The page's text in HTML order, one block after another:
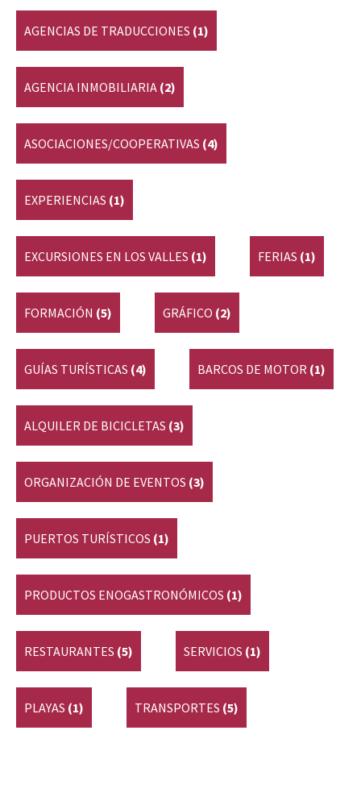
AGENCIAS DE TRADUCCIONES (1)
AGENCIA INMOBILIARIA (2)
ASOCIACIONES/COOPERATIVAS (4)
EXPERIENCIAS (1)
EXCURSIONES EN LOS VALLES (1) FERIAS (1)
FORMACIÓN (5) GRÁFICO (2)
GUÍAS TURÍSTICAS (4) BARCOS DE MOTOR (1)
ALQUILER DE BICICLETAS (3)
ORGANIZACIÓN DE EVENTOS (3)
PUERTOS TURÍSTICOS (1)
PRODUCTOS ENOGASTRONÓMICOS (1)
RESTAURANTES (5) SERVICIOS (1)
PLAYAS (1) TRANSPORTES (5)